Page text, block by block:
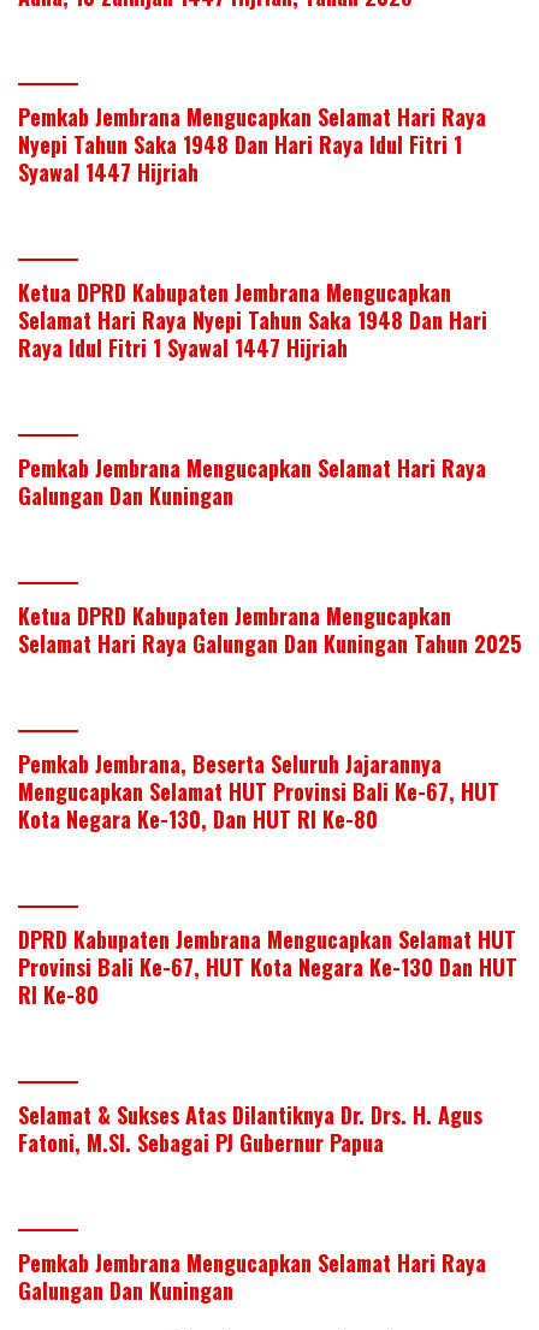
Pemkab Jembrana Mengucapkan Selamat Hari Raya
Nyepi Tahun Saka 1948 Dan Hari Raya Idul Fitri 1
Syawal 1447 Hijriah
Ketua DPRD Kabupaten Jembrana Mengucapkan
Selamat Hari Raya Nyepi Tahun Saka 1948 Dan Hari
Raya Idul Fitri 1 Syawal 1447 Hijriah
Pemkab Jembrana Mengucapkan Selamat Hari Raya
Galungan Dan Kuningan
Ketua DPRD Kabupaten Jembrana Mengucapkan
Selamat Hari Raya Galungan Dan Kuningan Tahun 2025
Pemkab Jembrana, Beserta Seluruh Jajarannya
Mengucapkan Selamat HUT Provinsi Bali Ke-67, HUT
Kota Negara Ke-130, Dan HUT RI Ke-80
DPRD Kabupaten Jembrana Mengucapkan Selamat HUT
Provinsi Bali Ke-67, HUT Kota Negara Ke-130 Dan HUT
RI Ke-80
Selamat & Sukses Atas Dilantiknya Dr. Drs. H. Agus
Fatoni, M.SI. Sebagai PJ Gubernur Papua
Pemkab Jembrana Mengucapkan Selamat Hari Raya
Galungan Dan Kuningan